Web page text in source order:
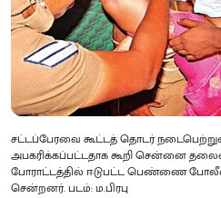
சட்டப்பேரவை கூட்டத் தொடர்
அபகரிக்கப்பட்டதாக கூறி சென்னை
போராட்டத்தில் ஈடுபட்ட பெண்ணை
சென்றனர். படம்: ம.பிரபு